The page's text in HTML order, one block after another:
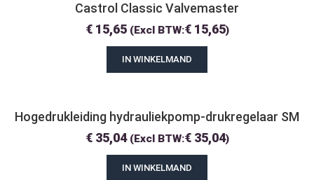
Castrol Classic Valvemaster
€15,65 (Excl BTW:€15,65)
IN WINKELMAND
Hogedrukleiding hydrauliekpomp-drukregelaar SM
€35,04 (Excl BTW:€35,04)
IN WINKELMAND